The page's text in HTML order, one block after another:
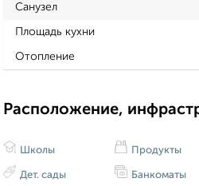
Санузел
Площадь кухни
Отопление
Расположение,
Школы
Дет. сады
Продукты
Банкоматы